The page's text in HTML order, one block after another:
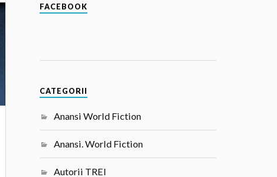
FACEBOOK
CATEGORII
Anansi World Fiction
Anansi. World Fiction
Autorii TREI